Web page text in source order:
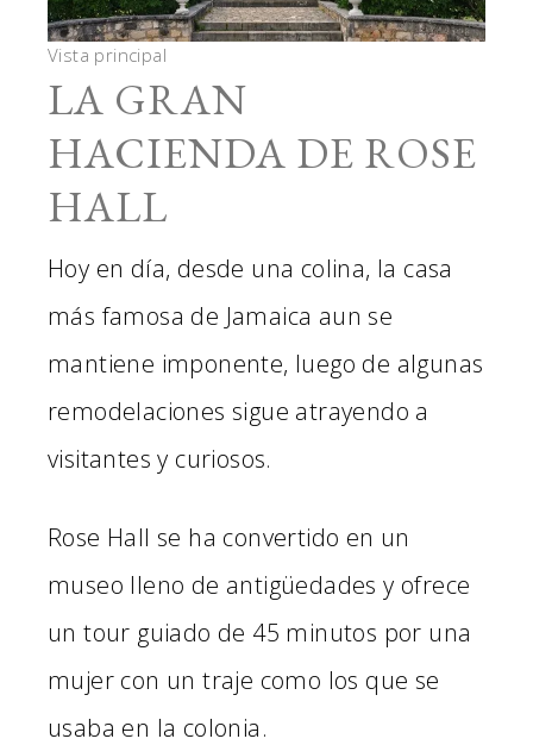
Vista principal
LA GRAN
HACIENDA DE ROSE
HALL
Hoy en día, desde una colina, la casa
más famosa de Jamaica aun se
mantiene imponente, luego de algunas
remodelaciones sigue atrayendo a
visitantes y curiosos.
Rose Hall se ha convertido en un
museo lleno de antigüedades y ofrece
un tour guiado de 45 minutos por una
mujer con un traje como los que se
usaba en la colonia.